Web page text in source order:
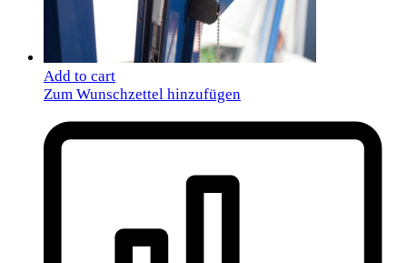
Add to cart
Zum Wunschzettel hinzufügen